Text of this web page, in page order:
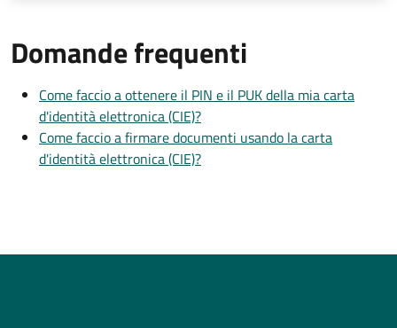
Domande frequenti
Come faccio a ottenere il PIN e il PUK della mia carta
d'identità elettronica (CIE)?
Come faccio a firmare documenti usando la carta
d'identità elettronica (CIE)?